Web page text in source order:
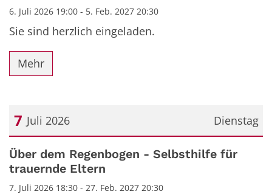
6. Juli 2026 19:00 - 5. Feb. 2027 20:30
Sie sind herzlich eingeladen.
Mehr
Dienstag
7 Juli 2026
Datum: 7. Juli 2026
Über dem Regenbogen - Selbsthilfe für
trauernde Eltern
7. Juli 2026 18:30 - 27. Feb. 2027 20:30